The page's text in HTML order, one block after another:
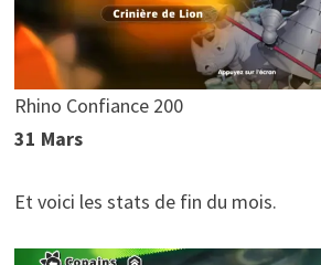
Rhino Confiance 200
31 Mars
Et voici les stats de fin du mois.